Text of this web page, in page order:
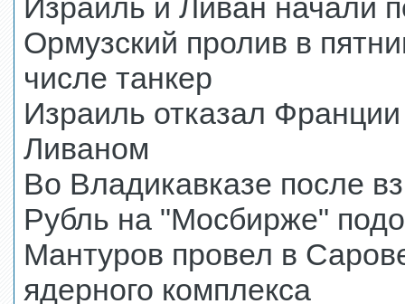
Израиль и Ливан начали
Ормузский пролив в
числе танкер
Израиль отказал
Ливаном
Во Владикавказе после
Рубль на "Мосбирже"
Мантуров провел в
ядерного комплекса